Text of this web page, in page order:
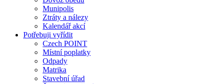
Munipolis
Ztráty a nálezy
Kalendář akcí
Potřebuji vyřídit
Czech POINT
Místní poplatky
Odpady
Matrika
Stavební úřad